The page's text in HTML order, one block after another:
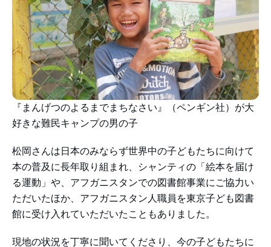
『まんげつのよるまでまちなさい』（ペンギン社）が大
好きな難民キャンプの男の子
松岡さんは日本のみならず世界中の子どもたちに向けて
本の普及に長年取り組まれ、シャンティの「絵本を届け
る運動」や、アフガニスタンでの図書館事業にご協力い
ただいたほか、アフガニスタン人職員を東京子ども図書
館に受け入れていただいたこともありました。
現地の状況を丁寧に聞いてくださり、今の子どもたちに